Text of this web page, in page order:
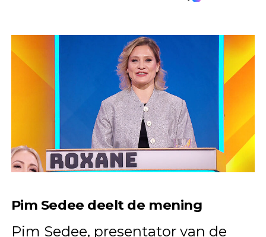
Pim Sedee deelt de mening
Pim Sedee, presentator van de